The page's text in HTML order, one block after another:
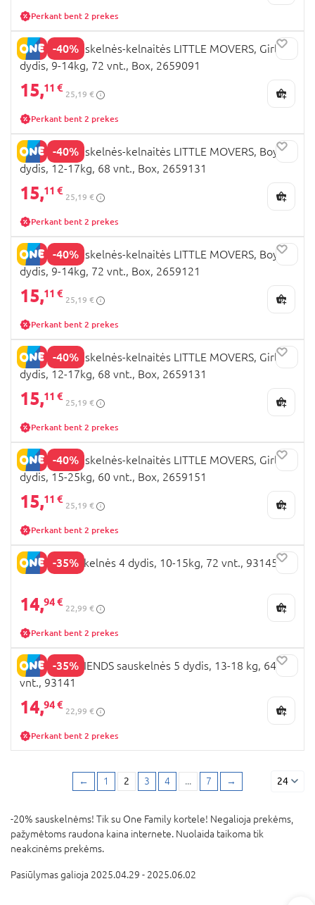
Perkant bent 2 prekes
-40%
HUGGIES sauskelnės-kelnaitės LITTLE MOVERS, Girls, 4
dydis, 9-14kg, 72 vnt., Box, 2659091
15,11 €
25,19 €
Perkant bent 2 prekes
-40%
HUGGIES sauskelnės-kelnaitės LITTLE MOVERS, Boys, 5
dydis, 12-17kg, 68 vnt., Box, 2659131
15,11 €
25,19 €
Perkant bent 2 prekes
-40%
HUGGIES sauskelnės-kelnaitės LITTLE MOVERS, Boys, 4
dydis, 9-14kg, 72 vnt., Box, 2659121
15,11 €
25,19 €
Perkant bent 2 prekes
-40%
HUGGIES sauskelnės-kelnaitės LITTLE MOVERS, Girls, 5
dydis, 12-17kg, 68 vnt., Box, 2659131
15,11 €
25,19 €
Perkant bent 2 prekes
-40%
HUGGIES sauskelnės-kelnaitės LITTLE MOVERS, Girls, 6
dydis, 15-25kg, 60 vnt., Box, 2659151
15,11 €
25,19 €
Perkant bent 2 prekes
-35%
RASCAL sauskelnės 4 dydis, 10-15kg, 72 vnt., 93145
14,94 €
22,99 €
Perkant bent 2 prekes
-35%
RASCAL + FRIENDS sauskelnės 5 dydis, 13-18 kg, 64
vnt., 93141
14,94 €
22,99 €
Perkant bent 2 prekes
← 1 2 3 4 ... 7 → 24
-20% sauskelnėms! Tik su One Family kortele! Negalioja prekėms,
pažymėtoms raudona kaina internete. Nuolaida taikoma tik
neakcinėms prekėms.
Pasiūlymas galioja 2025.04.29 - 2025.06.02